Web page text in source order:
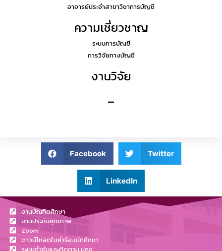
อาจารย์ประจำสาขาวิชาการบัญชี
ความเชี่ยวชาญ
ระบบการบัญชี
การวิจัยทางบัญชี
งานวิจัย
–
Facebook Twitter
LinkedIn
งานบัณฑิตศึกษา
งานประกันคุณภาพ
Zoom
ดาวน์โหลดใบคำร้องนักศึกษา